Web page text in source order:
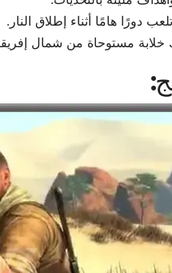
دورًا هامًا أثناء إطلاق النار.
مستوحاة من شمال